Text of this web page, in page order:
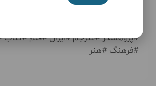
#پژوهشگر #مترجم #ایران #قلم #کتاب
#فرهنگ #هنر